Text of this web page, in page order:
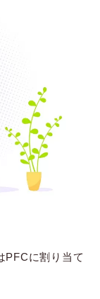
PFCに割り当て